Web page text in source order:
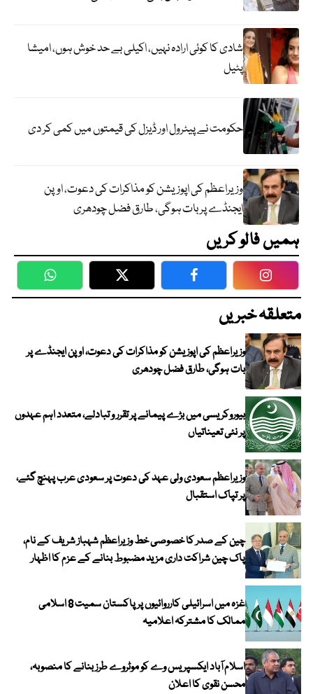
شادی کا کوئی ارادہ نہیں، اکیلی بے حد خوش ہوں، امیشا
پٹیل
حکومت نے پیٹرول اور ڈیزل کی قیمتوں میں کمی کر دی
وزیراعظم کی اپوزیشن کو مذاکرات کی دعوت، اوپن
ایجنڈے پر بات ہوگی، طارق فضل چودھری
ہمیں فالو کریں
WhatsApp Twitter Facebook
متعلقہ خبریں
وزیراعظم کی اپوزیشن کو مذاکرات کی دعوت، اوپن ایجنڈے پر
بات ہوگی، طارق فضل چودھری
بیوروکریسی میں بڑے پیمانے پر تقرر و تبادلے، متعدد اہم عہدوں
پر نئی تعیناتیاں
وزیراعظم سعودی ولی عہد کی دعوت پر سعودی عرب پہنچ گئے،
پر تپاک استقبال
چین کے صدر کا خصوصی خط وزیراعظم شہباز شریف کے نام،
پاک چین شراکت داری مزید مضبوط بنانے کے عزم کا اظہار
غزہ میں اسرائیلی کارروائیوں پر پاکستان سمیت 8 اسلامی
ممالک کا مشترکہ اعلامیہ
اسلام آباد ایکسپریس وے کو موٹروے طرز بنانے کا منصوبہ،
محسن نقوی کا اعلان